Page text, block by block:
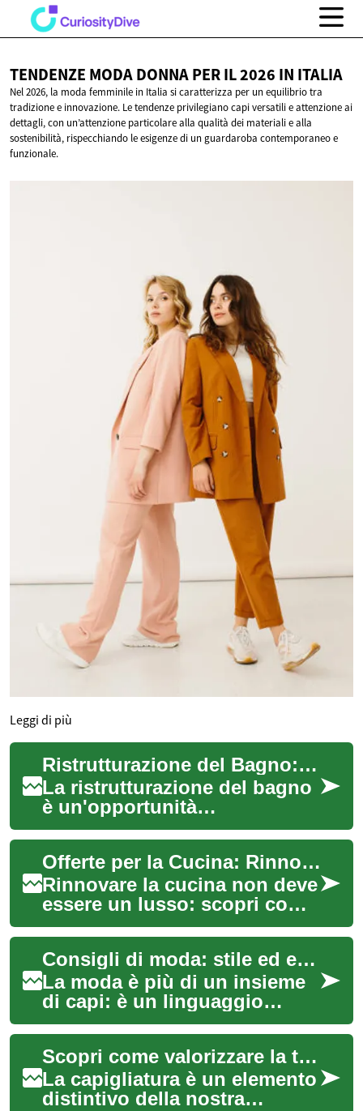
TENDENZE MODA DONNA PER IL 2026 IN ITALIA
Nel 2026, la moda femminile in Italia si caratterizza per un equilibrio tra
tradizione e innovazione. Le tendenze privilegiano capi versatili e attenzione ai
dettagli, con un’attenzione particolare alla qualità dei materiali e alla
sostenibilità, rispecchiando le esigenze di un guardaroba contemporaneo e
funzionale.
Leggi di più
Ristrutturazione del Bagno: Trasforma il Tuo Spazio con Stile e Funzionalità
La ristrutturazione del bagno
è un'opportunità
entusiasmante per rinnovare
uno degli spazi più
importanti della tua c...
Offerte per la Cucina: Rinnovare con Stile e Risparmio
Rinnovare la cucina non deve
essere un lusso: scopri come
trovare le migliori offerte per
mobili, elettrodomestici e ...
Consigli di moda: stile ed eleganza pensati per le donne
La moda è più di un insieme
di capi: è un linguaggio
personale che comunica chi
siamo. In questo articolo
esploriamo ...
Scopri come valorizzare la tua capigliatura
La capigliatura è un elemento
distintivo della nostra